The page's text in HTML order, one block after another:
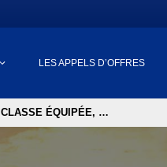
LES APPELS D’OFFRES
CLASSE ÉQUIPÉE, …